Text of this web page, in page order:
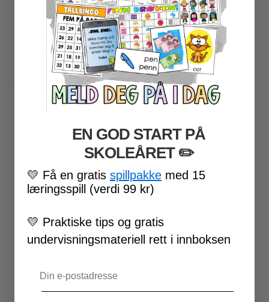
SPRÅKSPIRALEN
MATTESPIRALEN
LA OSS REGNE ØVEBØKER
ESCAPE ROOM
OLYMPISKE LEKER
SAMEFOLKET
FØRSKOLE
FOTBALL-VM
SKOLESTART
HALLOWEEN
EN GOD START PÅ
SKOLEÅRET​ ✏️
💛 Få en gratis spillpakke med 15
læringsspill (verdi 99 kr)
💛 Praktiske tips og gratis
undervisningsmateriell rett i innboksen